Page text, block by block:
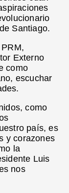
Santiago.
Externo
como
escuchar
como
país, es
y corazones
la
Luis
nos